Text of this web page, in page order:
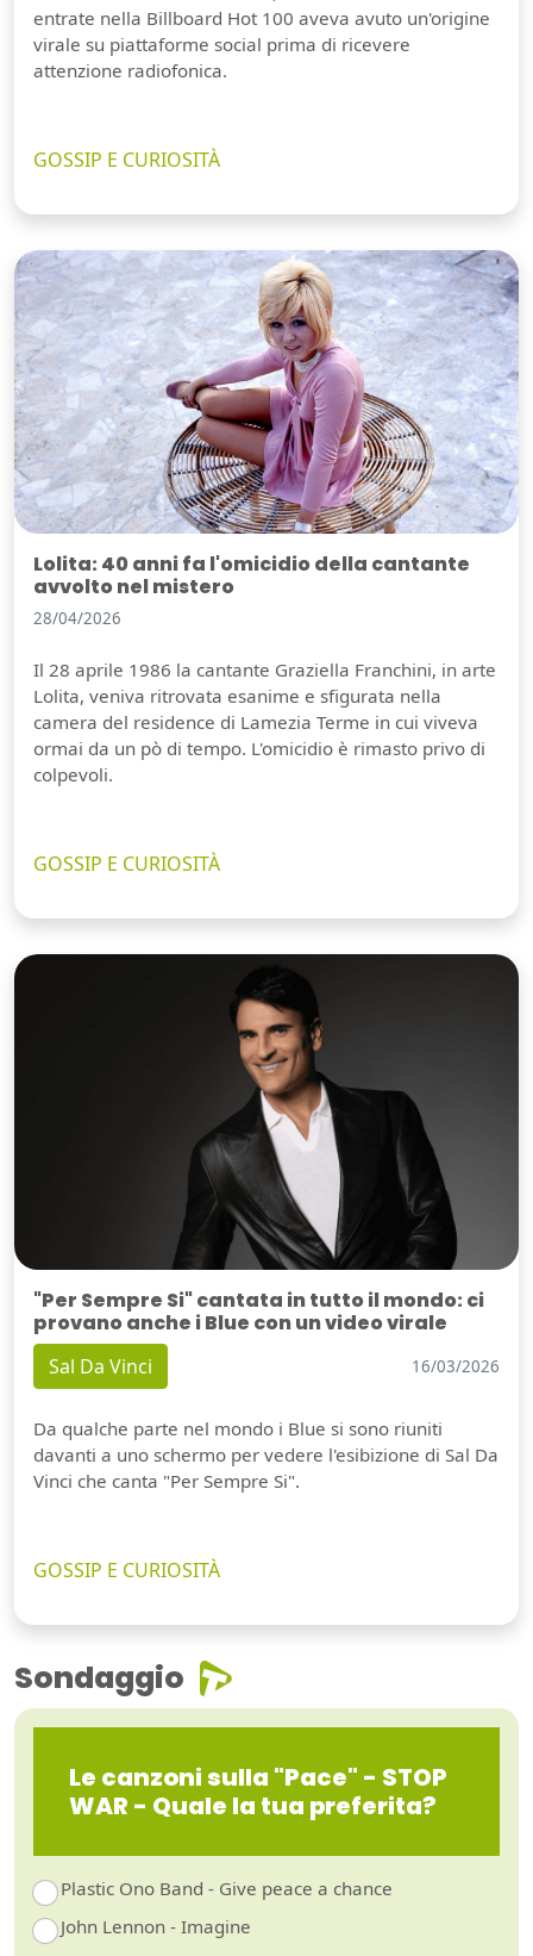
entrate nella Billboard Hot 100 aveva avuto un'origine
virale su piattaforme social prima di ricevere
attenzione radiofonica.
GOSSIP E CURIOSITÀ
Lolita: 40 anni fa l'omicidio della cantante
avvolto nel mistero
28/04/2026
Il 28 aprile 1986 la cantante Graziella Franchini, in arte
Lolita, veniva ritrovata esanime e sfigurata nella
camera del residence di Lamezia Terme in cui viveva
ormai da un pò di tempo. L'omicidio è rimasto privo di
colpevoli.
GOSSIP E CURIOSITÀ
"Per Sempre Si" cantata in tutto il mondo: ci
provano anche i Blue con un video virale
Sal Da Vinci 16/03/2026
Da qualche parte nel mondo i Blue si sono riuniti
davanti a uno schermo per vedere l'esibizione di Sal Da
Vinci che canta "Per Sempre Si".
GOSSIP E CURIOSITÀ
Sondaggio
Le canzoni sulla "Pace" - STOP
WAR - Quale la tua preferita?
Plastic Ono Band - Give peace a chance
John Lennon - Imagine